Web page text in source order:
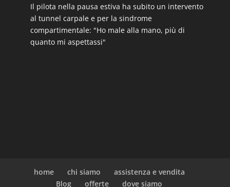
Il pilota nella pausa estiva ha subito un intervento
al tunnel carpale e per la sindrome
compartimentale: "Ho male alla mano, più di
quanto mi aspettassi"
home chi siamo
assistenza e vendita
Blog
offerte dove siamo